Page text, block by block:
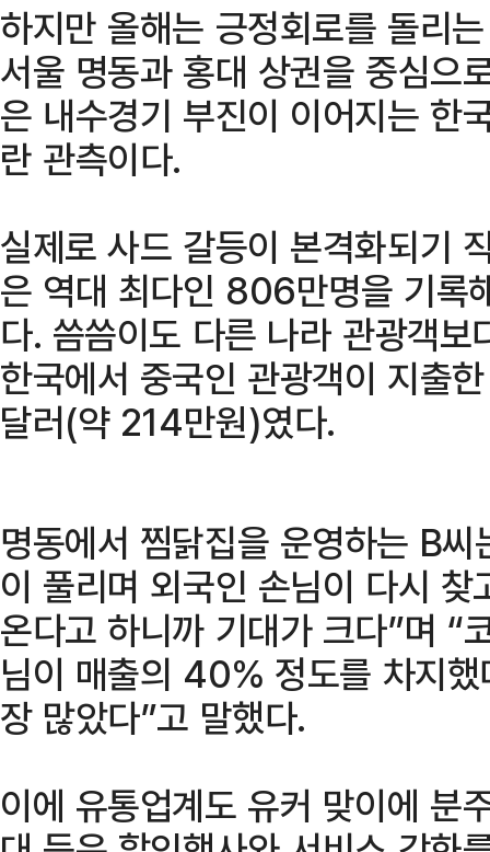
하지만 올해는 긍정회로를 돌리
서울 명동과 홍대 상권을 중심으
은 내수경기 부진이 이어지는 한
란 관측이다.
실제로 사드 갈등이 본격화되기
은 역대 최다인 806만명을 기록
다. 씀씀이도 다른 나라 관광객
한국에서 중국인 관광객이 지출
달러(약 214만원)였다.
명동에서 찜닭집을 운영하는 B
이 풀리며 외국인 손님이 다시
온다고 하니까 기대가 크다”며 “
님이 매출의 40% 정도를 차지
장 많았다”고 말했다.
이에 유통업계도 유커 맞이에 분